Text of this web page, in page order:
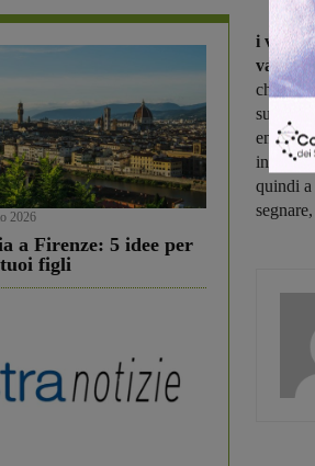
2026
a Firenze: 5 idee per
figli
i va al
chiusa,
supera
quindi a